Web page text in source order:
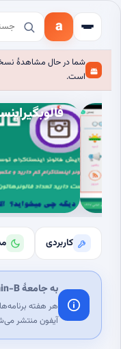
a
شما در حال مشاهدهٔ
است.
کاربردی
به جامعهٔ amin-B بپیوندید
هر هفته
آیفون منتشر